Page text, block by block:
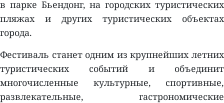
в парке Бьендонг, на городских туристических
пляжах и других туристических объектах
города.
Фестиваль станет одним из крупнейших летних
туристических событий и объединит
многочисленные культурные, спортивные,
развлекательные, гастрономические